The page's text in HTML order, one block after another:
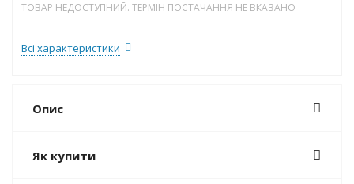
ТОВАР НЕДОСТУПНИЙ. ТЕРМІН ПОСТАЧАННЯ НЕ ВКАЗАНО
Всі характеристики
Опис
Як купити